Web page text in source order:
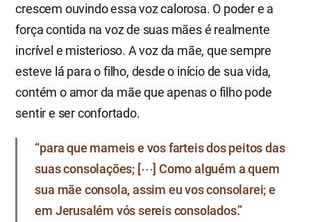
crescem ouvindo essa voz calorosa. O poder e a
força contida na voz de suas mães é realmente
incrível e misterioso. A voz da mãe, que sempre
esteve lá para o filho, desde o início de sua vida,
contém o amor da mãe que apenas o filho pode
sentir e ser confortado.
“para que mameis e vos farteis dos peitos das
suas consolações; [⋯] Como alguém a quem
sua mãe consola, assim eu vos consolarei; e
em Jerusalém vós sereis consolados.”